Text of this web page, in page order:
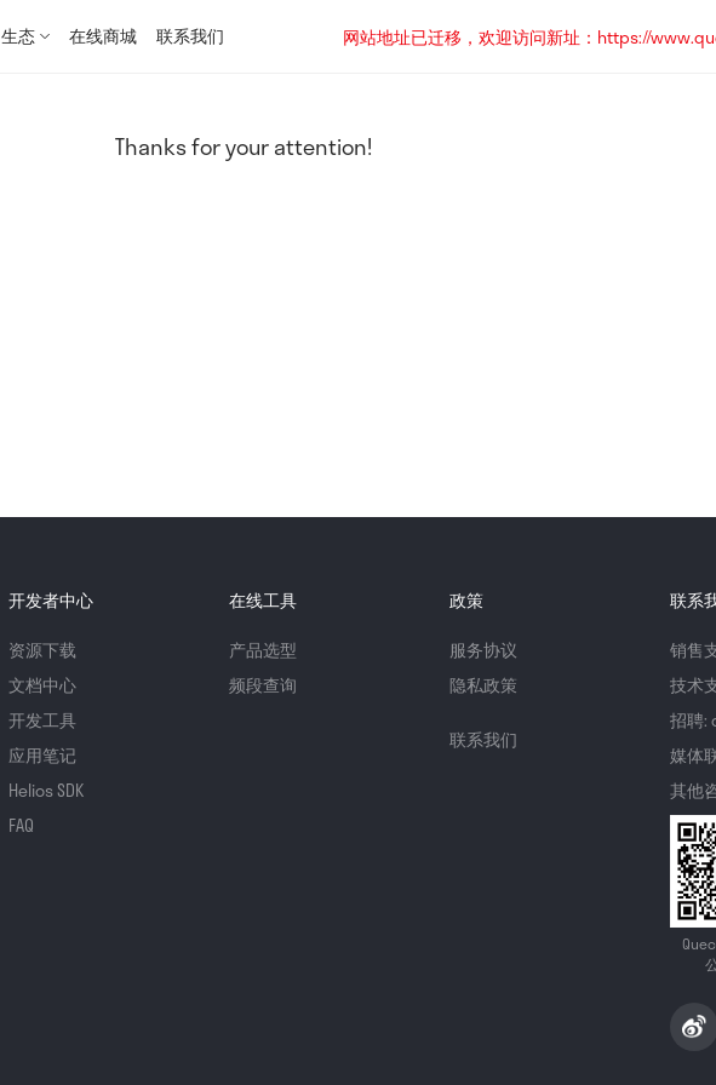
生态 在线商城 联系我们
网站地址已迁移，欢迎访问新址：https://
Thanks for your attention!
开发者中心
资源下载
文档中心
开发工具
应用笔记
Helios SDK
FAQ
在线工具
产品选型
频段查询
政策
服务协议
隐私政策
联系我们
联系
销售
技术
招聘:
媒体
其他